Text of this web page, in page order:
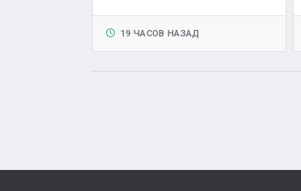
19 ЧАСОВ НАЗАД